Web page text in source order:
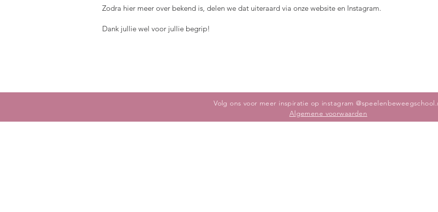
Zodra hier meer over bekend is, delen we dat uiteraard via onze website en Instagram.
Dank jullie wel voor jullie begrip!
Volg ons voor meer inspiratie op instagram
Algemene voorwaarden